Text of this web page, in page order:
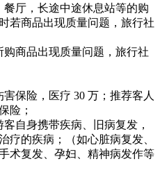
餐厅，长途中途休息站等的购
若商品出现质量问题，旅行社
购商品出现质量问题，旅行社
保险，医疗 30 万；推荐客人
险；
自身携带疾病、旧病复发，
疗的疾病；（如心脏病复发、
术复发、孕妇、精神病发作等